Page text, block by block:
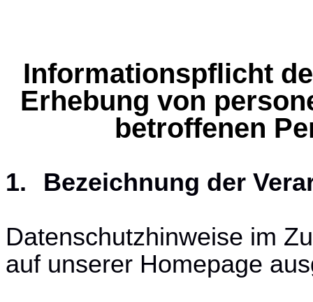
Informationspflicht
Erhebung von
betroffenen
1.
Bezeichnung der
Datenschutzhinweise im
auf unserer Homepage